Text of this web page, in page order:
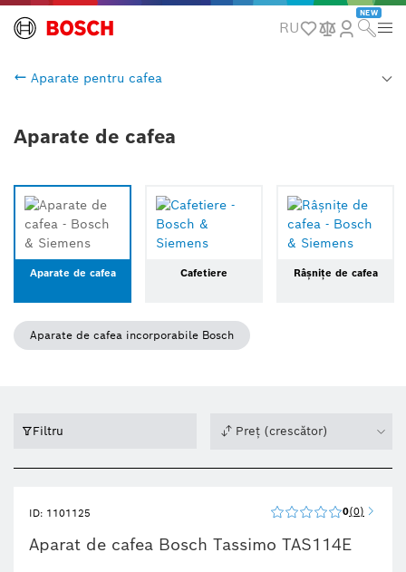
RU
NEW
Aparate pentru cafea
Aparate de cafea
Aparate de cafea Cafetiere Râșnițe de cafea
Aparate de cafea incorporabile Bosch
Filtru Preț (crescător)
ID: 1101125 0 0
Aparat de cafea Bosch Tassimo TAS114E